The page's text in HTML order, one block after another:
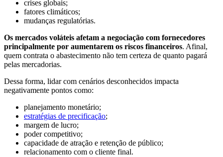
crises globais;
fatores climáticos;
mudanças regulatórias.
Os mercados voláteis afetam a negociação com fornecedores
principalmente por aumentarem os riscos financeiros. Afinal,
quem contrata o abastecimento não tem certeza de quanto pagará
pelas mercadorias.
Dessa forma, lidar com cenários desconhecidos impacta
negativamente pontos como:
planejamento monetário;
estratégias de precificação;
margem de lucro;
poder competitivo;
capacidade de atração e retenção de público;
relacionamento com o cliente final.